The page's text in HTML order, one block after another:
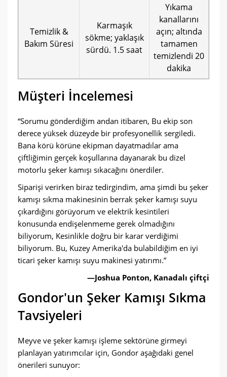
Temizlik &
Bakım Süresi
Karmaşık
sökme; yaklaşık
sürdü. 1.5 saat
Yıkama
kanallarını
açın; altında
tamamen
temizlendi 20
dakika
Müşteri İncelemesi
“Sorumu gönderdiğim andan itibaren, Bu ekip son
derece yüksek düzeyde bir profesyonellik sergiledi.
Bana körü körüne ekipman dayatmadılar ama
çiftliğimin gerçek koşullarına dayanarak bu dizel
motorlu şeker kamışı sıkacağını önerdiler.
Siparişi verirken biraz tedirgindim, ama şimdi bu şeker
kamışı sıkma makinesinin berrak şeker kamışı suyu
çıkardığını görüyorum ve elektrik kesintileri
konusunda endişelenmeme gerek olmadığını
biliyorum, Kesinlikle doğru bir karar verdiğimi
biliyorum. Bu, Kuzey Amerika'da bulabildiğim en iyi
ticari şeker kamışı suyu makinesi yatırımı.”
—Joshua Ponton, Kanadalı çiftçi
Gondor'un Şeker Kamışı Sıkma
Tavsiyeleri
Meyve ve şeker kamışı işleme sektörüne girmeyi
planlayan yatırımcılar için, Gondor aşağıdaki genel
önerileri sunuyor: